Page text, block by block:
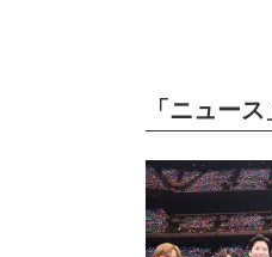
「ニュー